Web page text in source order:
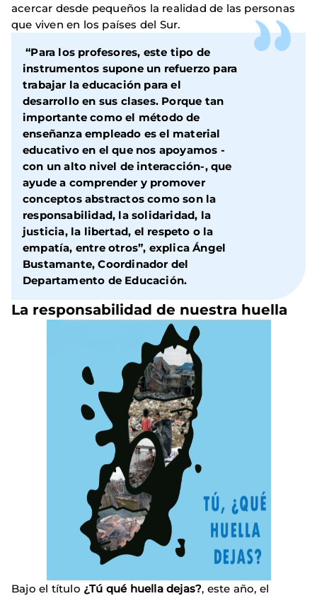
acercar desde pequeños la realidad de las personas
que viven en los países del Sur.
“Para los profesores, este tipo de
instrumentos supone un refuerzo para
trabajar la educación para el
desarrollo en sus clases. Porque tan
importante como el método de
enseñanza empleado es el material
educativo en el que nos apoyamos -
con un alto nivel de interacción-, que
ayude a comprender y promover
conceptos abstractos como son la
responsabilidad, la solidaridad, la
justicia, la libertad, el respeto o la
empatía, entre otros”, explica Ángel
Bustamante, Coordinador del
Departamento de Educación.
La responsabilidad de nuestra huella
Bajo el título ¿Tú qué huella dejas?, este año, el